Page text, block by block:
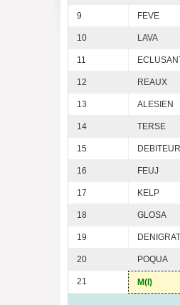
9 FEVE
10 LAVA
11
12 REAUX
13 ALESIEN
14 TERSE
15 DEBITEUR
16 FEUJ
17 KELP
18 GLOSA
19 DENIGRAT
20 POQUA
21 M(I)